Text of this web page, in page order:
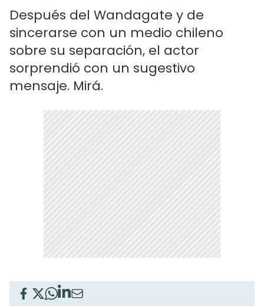
Después del Wandagate y de
sincerarse con un medio chileno
sobre su separación, el actor
sorprendió con un sugestivo
mensaje. Mirá.